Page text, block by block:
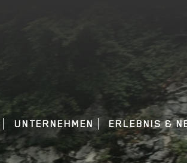
UNTERNEHMEN ERLEBNIS &